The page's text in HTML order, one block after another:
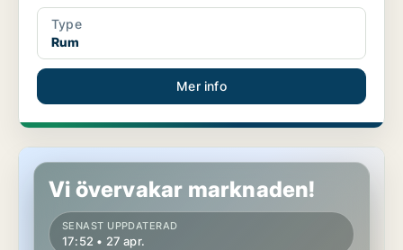
Type
Rum
Mer info
Rum i Upplands Väsby
Vi övervakar marknaden!
SENAST UPPDATERAD
17:52 • 27 apr.